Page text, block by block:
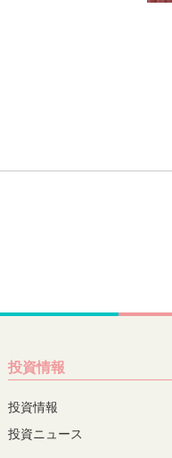
投資情報
投資情報
投資ニュース